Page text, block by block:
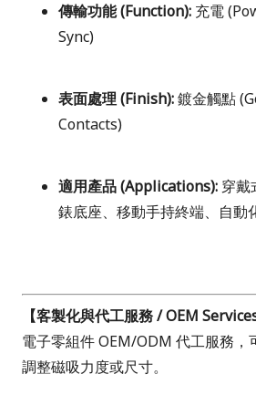
傳輸功能 (Function): 充電
Sync)
表面處理 (Finish):鍍金觸點
Contacts)
適用產品 (Applications): 穿戴
錶底座、移動手持終端、自動
【客製化與代工服務 / OEM Services
電子零組件 OEM/ODM 代工服務，
調整磁吸力度或尺寸。